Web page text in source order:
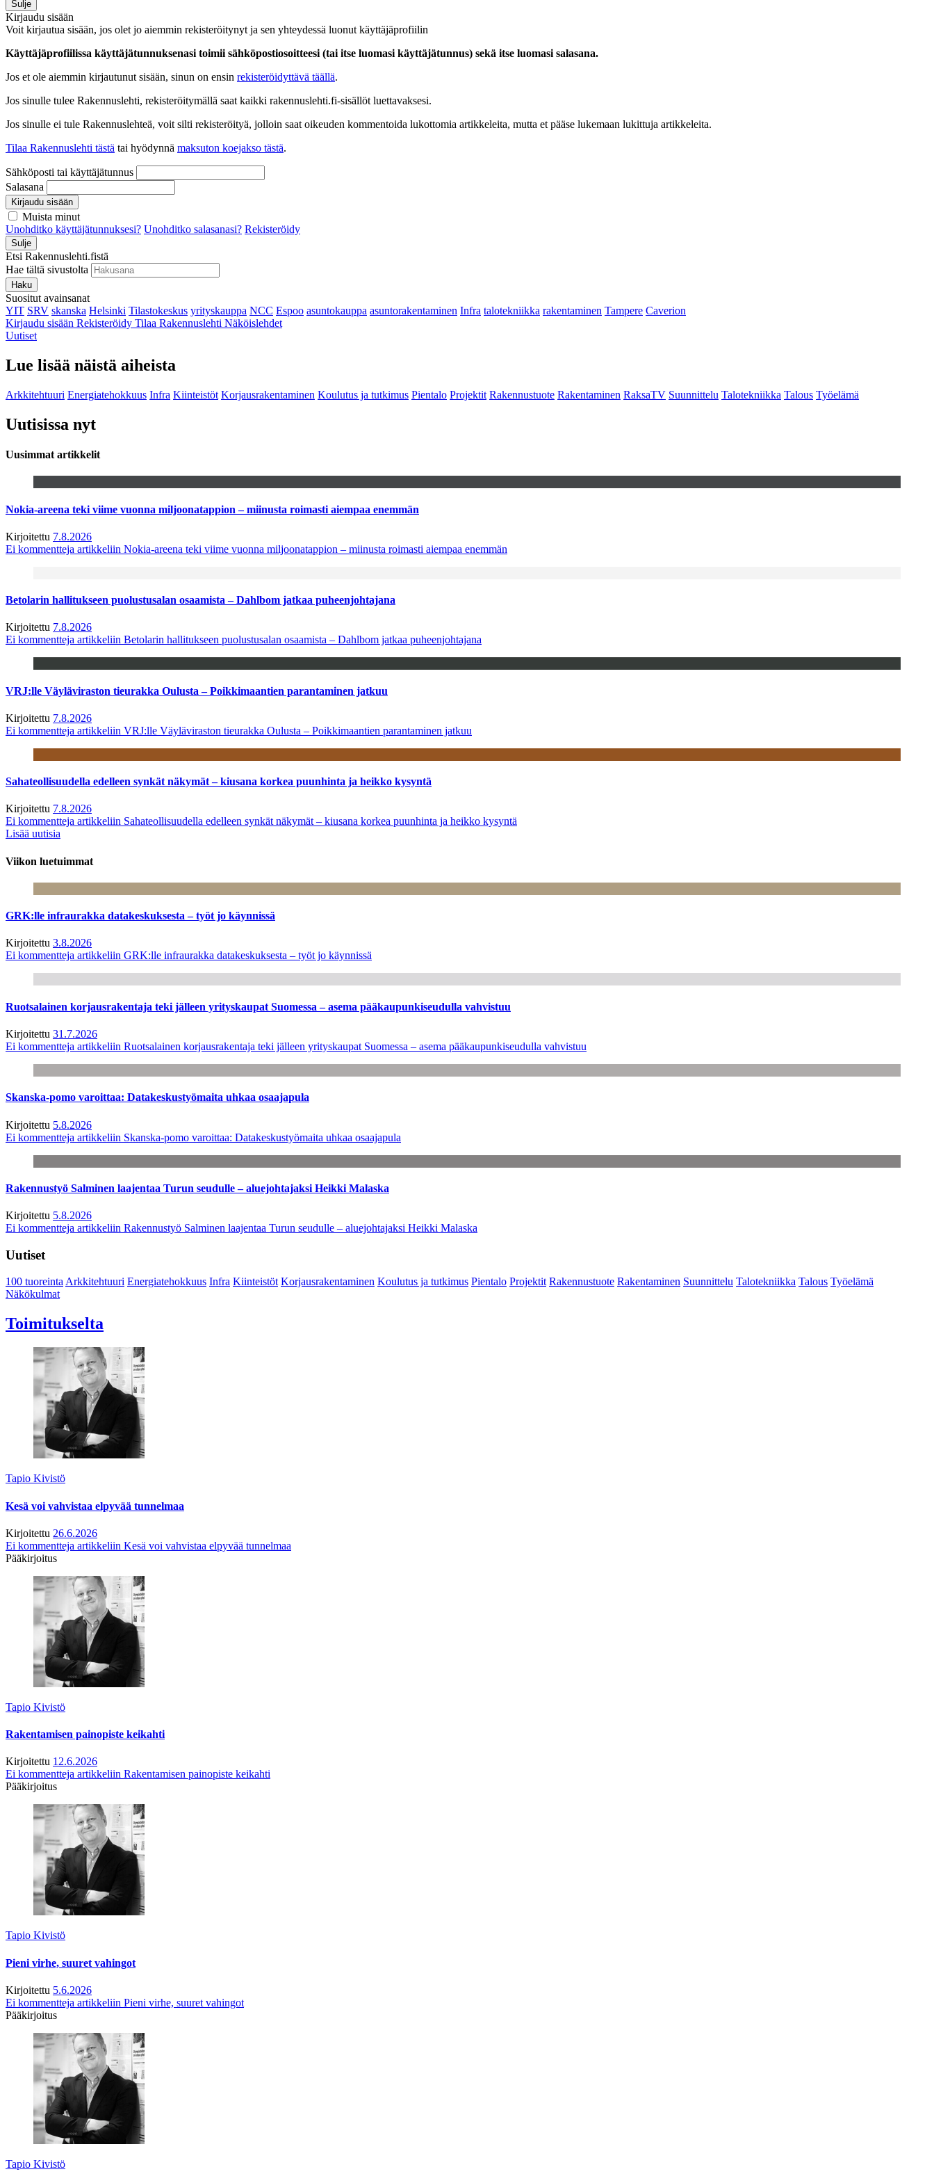
Sulje
Kirjaudu sisään
Voit kirjautua sisään, jos olet jo aiemmin rekisteröitynyt ja sen yhteydessä luonut käyttäjäprofiilin
Käyttäjäprofiilissa käyttäjätunnuksenasi toimii sähköpostiosoitteesi (tai itse luomasi käyttäjätunnus) sekä itse luomasi salasana.
Jos et ole aiemmin kirjautunut sisään, sinun on ensin rekisteröidyttävä täällä.
Jos sinulle tulee Rakennuslehti, rekisteröitymällä saat kaikki rakennuslehti.fi-sisällöt luettavaksesi.
Jos sinulle ei tule Rakennuslehteä, voit silti rekisteröityä, jolloin saat oikeuden kommentoida lukottomia artikkeleita, mutta et pääse lukemaan lukittuja artikkeleita.
Tilaa Rakennuslehti tästä tai hyödynnä maksuton koejakso tästä.
Sähköposti tai käyttäjätunnus
Salasana
Kirjaudu sisään
Muista minut
Unohditko käyttäjätunnuksesi? Unohditko salasanasi? Rekisteröidy
Sulje
Etsi Rakennuslehti.fistä
Hae tältä sivustolta
Haku
Suositut avainsanat
YIT SRV skanska Helsinki Tilastokeskus yrityskauppa NCC Espoo asuntokauppa asuntorakentaminen Infra talotekniikka rakentaminen Tampere Caverion
Kirjaudu sisään Rekisteröidy Tilaa Rakennuslehti Näköislehdet
Uutiset
Lue lisää näistä aiheista
Arkkitehtuuri Energiatehokkuus Infra Kiinteistöt Korjausrakentaminen Koulutus ja tutkimus Pientalo Projektit Rakennustuote Rakentaminen RaksaTV Suunnittelu Talotekniikka Talous Työelämä
Uutisissa nyt
Uusimmat artikkelit
Nokia-areena teki viime vuonna miljoonatappion – miinusta roimasti aiempaa enemmän
Kirjoitettu 7.8.2026
Ei kommentteja artikkeliin Nokia-areena teki viime vuonna miljoonatappion – miinusta roimasti aiempaa enemmän
Betolarin hallitukseen puolustusalan osaamista – Dahlbom jatkaa puheenjohtajana
Kirjoitettu 7.8.2026
Ei kommentteja artikkeliin Betolarin hallitukseen puolustusalan osaamista – Dahlbom jatkaa puheenjohtajana
VRJ:lle Väyläviraston tieurakka Oulusta – Poikkimaantien parantaminen jatkuu
Kirjoitettu 7.8.2026
Ei kommentteja artikkeliin VRJ:lle Väyläviraston tieurakka Oulusta – Poikkimaantien parantaminen jatkuu
Sahateollisuudella edelleen synkät näkymät – kiusana korkea puunhinta ja heikko kysyntä
Kirjoitettu 7.8.2026
Ei kommentteja artikkeliin Sahateollisuudella edelleen synkät näkymät – kiusana korkea puunhinta ja heikko kysyntä
Lisää uutisia
Viikon luetuimmat
GRK:lle infraurakka datakeskuksesta – työt jo käynnissä
Kirjoitettu 3.8.2026
Ei kommentteja artikkeliin GRK:lle infraurakka datakeskuksesta – työt jo käynnissä
Ruotsalainen korjausrakentaja teki jälleen yrityskaupat Suomessa – asema pääkaupunkiseudulla vahvistuu
Kirjoitettu 31.7.2026
Ei kommentteja artikkeliin Ruotsalainen korjausrakentaja teki jälleen yrityskaupat Suomessa – asema pääkaupunkiseudulla vahvistuu
Skanska-pomo varoittaa: Datakeskustyömaita uhkaa osaajapula
Kirjoitettu 5.8.2026
Ei kommentteja artikkeliin Skanska-pomo varoittaa: Datakeskustyömaita uhkaa osaajapula
Rakennustyö Salminen laajentaa Turun seudulle – aluejohtajaksi Heikki Malaska
Kirjoitettu 5.8.2026
Ei kommentteja artikkeliin Rakennustyö Salminen laajentaa Turun seudulle – aluejohtajaksi Heikki Malaska
Uutiset
100 tuoreintaArkkitehtuuri Energiatehokkuus Infra Kiinteistöt Korjausrakentaminen Koulutus ja tutkimus Pientalo Projektit Rakennustuote Rakentaminen Suunnittelu Talotekniikka Talous Työelämä
Näkökulmat
Toimitukselta
Tapio Kivistö
Kesä voi vahvistaa elpyvää tunnelmaa
Kirjoitettu 26.6.2026
Ei kommentteja artikkeliin Kesä voi vahvistaa elpyvää tunnelmaa
Pääkirjoitus
Tapio Kivistö
Rakentamisen painopiste keikahti
Kirjoitettu 12.6.2026
Ei kommentteja artikkeliin Rakentamisen painopiste keikahti
Pääkirjoitus
Tapio Kivistö
Pieni virhe, suuret vahingot
Kirjoitettu 5.6.2026
Ei kommentteja artikkeliin Pieni virhe, suuret vahingot
Pääkirjoitus
Tapio Kivistö